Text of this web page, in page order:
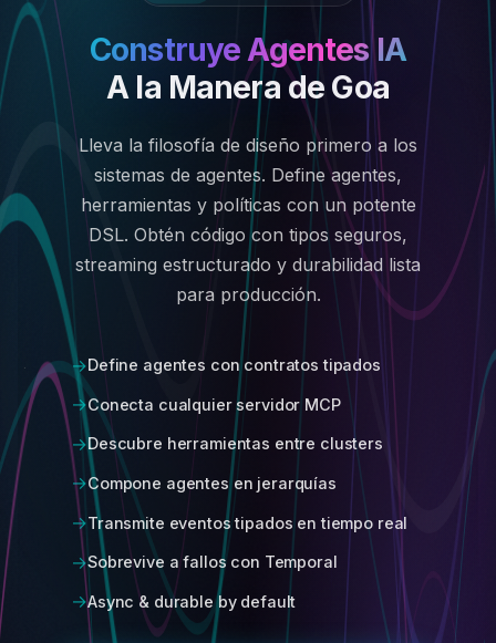
Construye Agentes IA
A la Manera de Goa
Lleva la filosofía de diseño primero a los
sistemas de agentes. Define agentes,
herramientas y políticas con un potente
DSL. Obtén código con tipos seguros,
streaming estructurado y durabilidad lista
para producción.
Define agentes con contratos tipados
Conecta cualquier servidor MCP
Descubre herramientas entre clusters
Compone agentes en jerarquías
Transmite eventos tipados en tiempo real
Sobrevive a fallos con Temporal
Async & durable by default